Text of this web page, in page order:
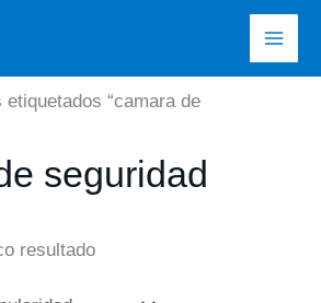
“camara de
seguridad
resultado